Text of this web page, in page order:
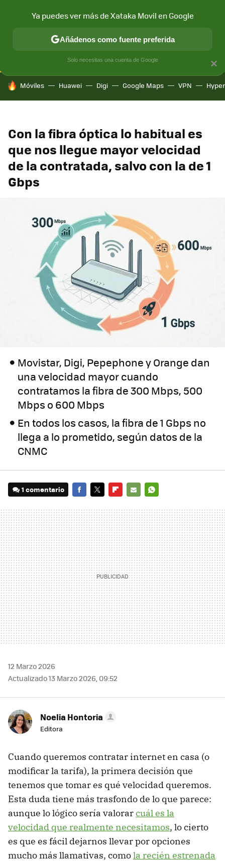
CONECTIVIDAD MÓVIL Y SOCIEDAD APLICACIONES
HOY SE HABLA DE
Móviles Huawei Digi Google Maps VPN
Con la fibra óptica lo habitual es
que nos llegue mayor velocidad
de la contratada, salvo con la de 1
Gbps
Movistar, Digi, Pepephone y Orange dan
una velocidad mayor cuando
contratamos la fibra de 300 Mbps, 500
Mbps o 600 Mbps
En todos los casos, la fibra de 1 Gbps no
llega a lo prometido, según datos de la
CNMC
1 comentario
MAIL
12 Marzo 2026
Actualizado 13 Marzo 2026, 09:52
Noelia Hontoria
Editora
Cuando queremos contratar internet en casa (o
modificar la tarifa), la primera decisión que
tenemos que tomar es qué velocidad queremos.
Esta duda tiene más trasfondo de lo que parece:
aunque lo lógico sería valorarcuál es la
velocidad que realmente necesitamos, lo cierto
es que es fácil dejarnos llevar por opciones
mucho más llamativas, comola recién estrenada
×
Ya puedes ver más de Xataka Movil en Google
Añádenos como fuente preferida
Solo necesitas una cuenta de Google